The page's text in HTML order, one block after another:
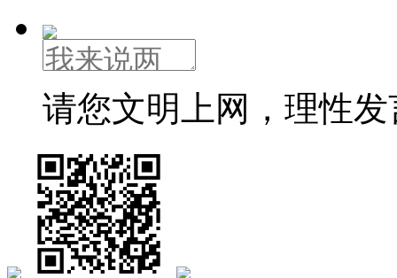
请您文明上网，理性